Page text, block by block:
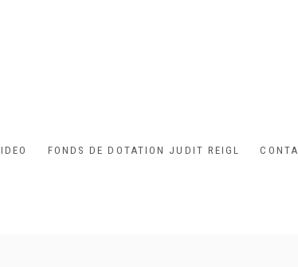
FONDS DE DOTATION JUDIT REIGL